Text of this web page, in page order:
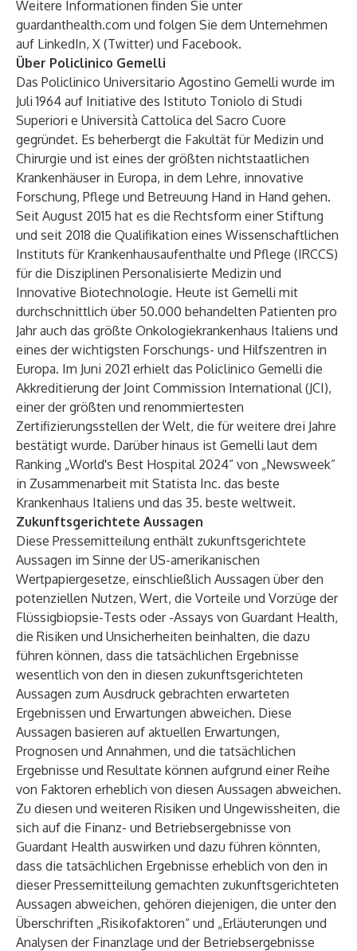
Weitere Informationen finden Sie unter
guardanthealth.com und folgen Sie dem Unternehmen
auf LinkedIn, X (Twitter) und Facebook.
Über Policlinico Gemelli
Das Policlinico Universitario Agostino Gemelli wurde im
Juli 1964 auf Initiative des Istituto Toniolo di Studi
Superiori e Università Cattolica del Sacro Cuore
gegründet. Es beherbergt die Fakultät für Medizin und
Chirurgie und ist eines der größten nichtstaatlichen
Krankenhäuser in Europa, in dem Lehre, innovative
Forschung, Pflege und Betreuung Hand in Hand gehen.
Seit August 2015 hat es die Rechtsform einer Stiftung
und seit 2018 die Qualifikation eines Wissenschaftlichen
Instituts für Krankenhausaufenthalte und Pflege (IRCCS)
für die Disziplinen Personalisierte Medizin und
Innovative Biotechnologie. Heute ist Gemelli mit
durchschnittlich über 50.000 behandelten Patienten pro
Jahr auch das größte Onkologiekrankenhaus Italiens und
eines der wichtigsten Forschungs- und Hilfszentren in
Europa. Im Juni 2021 erhielt das Policlinico Gemelli die
Akkreditierung der Joint Commission International (JCI),
einer der größten und renommiertesten
Zertifizierungsstellen der Welt, die für weitere drei Jahre
bestätigt wurde. Darüber hinaus ist Gemelli laut dem
Ranking „World's Best Hospital 2024” von „Newsweek”
in Zusammenarbeit mit Statista Inc. das beste
Krankenhaus Italiens und das 35. beste weltweit.
Zukunftsgerichtete Aussagen
Diese Pressemitteilung enthält zukunftsgerichtete
Aussagen im Sinne der US-amerikanischen
Wertpapiergesetze, einschließlich Aussagen über den
potenziellen Nutzen, Wert, die Vorteile und Vorzüge der
Flüssigbiopsie-Tests oder -Assays von Guardant Health,
die Risiken und Unsicherheiten beinhalten, die dazu
führen können, dass die tatsächlichen Ergebnisse
wesentlich von den in diesen zukunftsgerichteten
Aussagen zum Ausdruck gebrachten erwarteten
Ergebnissen und Erwartungen abweichen. Diese
Aussagen basieren auf aktuellen Erwartungen,
Prognosen und Annahmen, und die tatsächlichen
Ergebnisse und Resultate können aufgrund einer Reihe
von Faktoren erheblich von diesen Aussagen abweichen.
Zu diesen und weiteren Risiken und Ungewissheiten, die
sich auf die Finanz- und Betriebsergebnisse von
Guardant Health auswirken und dazu führen könnten,
dass die tatsächlichen Ergebnisse erheblich von den in
dieser Pressemitteilung gemachten zukunftsgerichteten
Aussagen abweichen, gehören diejenigen, die unter den
Überschriften „Risikofaktoren“ und „Erläuterungen und
Analysen der Finanzlage und der Betriebsergebnisse